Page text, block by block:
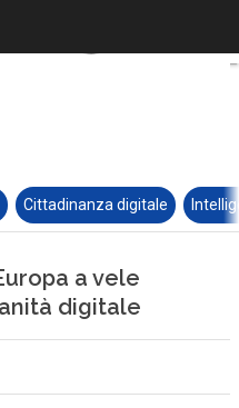
Cittadinanza digitale
a vele
digitale